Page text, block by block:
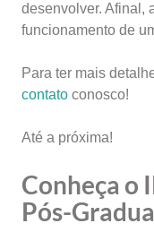
desenvolver. Afinal,
funcionamento de
Para ter mais
contato conosco!
Até a próxima!
Conheça o
Pós-